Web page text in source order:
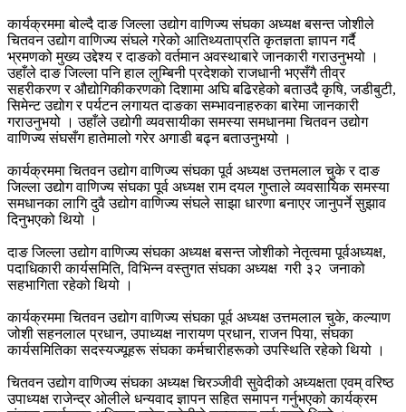
कार्यक्रममा बोल्दै दाङ जिल्ला उद्योग वाणिज्य संघका अध्यक्ष बसन्त जोशीले
चितवन उद्योग वाणिज्य संघले गरेको आतिथ्यताप्रति कृतज्ञता ज्ञापन गर्दै
भ्रमणको मुख्य उद्देश्य र दाङको वर्तमान अवस्थाबारे जानकारी गराउनुभयो ।
उहाँले दाङ जिल्ला पनि हाल लुम्बिनी प्रदेशको राजधानी भएसँगै तीव्र
सहरीकरण र औद्योगिकीकरणको दिशामा अघि बढिरहेको बताउदै कृषि, जडीबुटी,
सिमेन्ट उद्योग र पर्यटन लगायत दाङका सम्भावनाहरुका बारेमा जानकारी
गराउनुभयो । उहाँले उद्योगी व्यवसायीका समस्या समधानमा चितवन उद्योग
वाणिज्य संघसँग हातेमालो गरेर अगाडी बढ्न बताउनुभयो ।
कार्यक्रममा चितवन उद्योग वाणिज्य संघका पूर्व अध्यक्ष उत्तमलाल चुके र दाङ
जिल्ला उद्योग वाणिज्य संघका पूर्व अध्यक्ष राम दयल गुप्ताले व्यवसायिक समस्या
समधानका लागि दुवै उद्योग वाणिज्य संघले साझा धारणा बनाएर जानुपर्ने सुझाव
दिनुभएको थियो ।
दाङ जिल्ला उद्योग वाणिज्य संघका अध्यक्ष बसन्त जोशीको नेतृत्वमा पूर्वअध्यक्ष,
पदाधिकारी कार्यसमिति, विभिन्न वस्तुगत संघका अध्यक्ष गरी ३२ जनाको
सहभागिता रहेको थियो ।
कार्यक्रममा चितवन उद्योग वाणिज्य संघका पूर्व अध्यक्ष उत्तमलाल चुके, कल्याण
जोशी सहनलाल प्रधान, उपाध्यक्ष नारायण प्रधान, राजन पिया, संघका
कार्यसमितिका सदस्यज्यूहरू संघका कर्मचारीहरूको उपस्थिति रहेको थियो ।
चितवन उद्योग वाणिज्य संघका अध्यक्ष चिरञ्जीवी सुवेदीको अध्यक्षता एवम् वरिष्ठ
उपाध्यक्ष राजेन्द्र ओलीले धन्यवाद ज्ञापन सहित समापन गर्नुभएको कार्यक्रम